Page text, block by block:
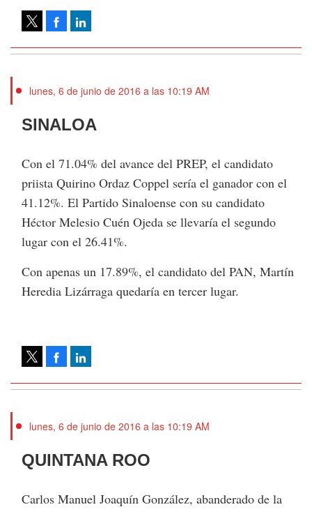
lunes, 6 de junio de 2016 a las 10:19 AM
QUINTANA ROO
Carlos Manuel Joaquín González, abanderado de la
lunes, 6 de junio de 2016 a las 10:19 AM
SINALOA
Facebook
Con el 71.04% del avance del PREP, el candidato
priista Quirino Ordaz Coppel sería el ganador con el
41.12%. El Partido Sinaloense con su candidato
Héctor Melesio Cuén Ojeda se llevaría el segundo
lugar con el 26.41%.
Con apenas un 17.89%, el candidato del PAN, Martín
Heredia Lizárraga quedaría en tercer lugar.
Facebook